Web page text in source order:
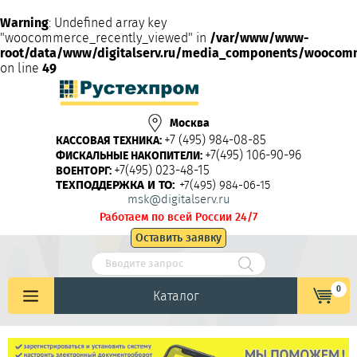
Warning: Undefined array key
"woocommerce_recently_viewed" in /var/www/www-
root/data/www/digitalserv.ru/media_components/
on line 49
Москва
КАССОВАЯ ТЕХНИКА: +7 (495) 984-08-85
ФИСКАЛЬНЫЕ НАКОПИТЕЛИ: +7(495) 106-90-96
ВОЕНТОРГ: +7(495) 023-48-15
ТЕХПОДДЕРЖКА И ТО: +7(495) 984-06-15
msk@digitalserv.ru
Работаем по всей России 24/7
Оставить заявку
Каталог 0